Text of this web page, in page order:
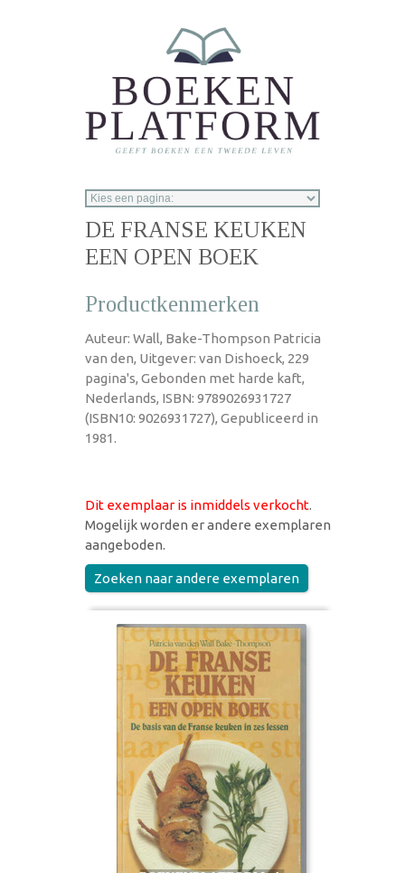
DE FRANSE KEUKEN
EEN OPEN BOEK
Productkenmerken
Auteur: Wall, Bake-Thompson Patricia
van den, Uitgever: van Dishoeck, 229
pagina's, Gebonden met harde kaft,
Nederlands, ISBN: 9789026931727
(ISBN10: 9026931727), Gepubliceerd in
1981.
Dit exemplaar is inmiddels verkocht.
Mogelijk worden er andere exemplaren
aangeboden.
Zoeken naar andere exemplaren